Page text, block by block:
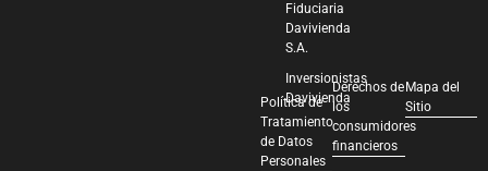
Fiduciaria
Davivienda
S.A.
Inversionistas
Davivienda
Política de
Tratamiento
de Datos
Personales
Derechos de
los
consumidores
financieros
Mapa del
Sitio